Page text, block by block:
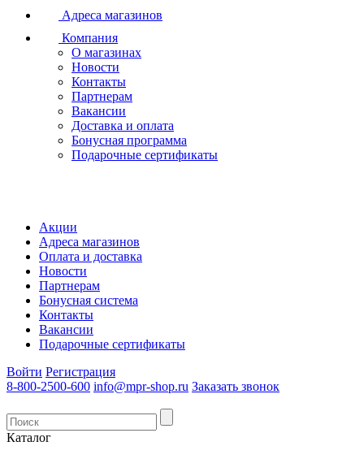
Адреса магазинов
Компания
О магазинах
Новости
Контакты
Партнерам
Вакансии
Доставка и оплата
Бонусная программа
Подарочные сертификаты
Акции
Адреса магазинов
Оплата и доставка
Новости
Партнерам
Бонусная система
Контакты
Вакансии
Подарочные сертификаты
Войти Регистрация
8-800-2500-600 info@mpr-shop.ru Заказать звонок
Каталог